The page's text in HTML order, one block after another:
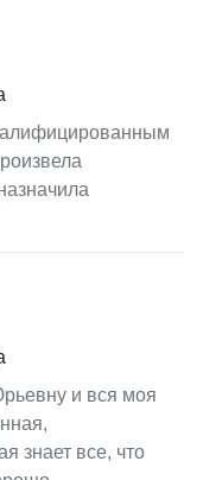
и вся моя
знает все, что